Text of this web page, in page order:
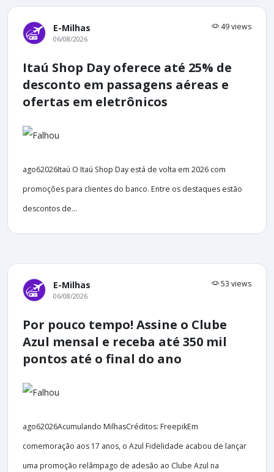
E-Milhas 49 views
06/08/2026
Itaú Shop Day oferece até 25% de
desconto em passagens aéreas e
ofertas em eletrônicos
ago62026Itaú O Itaú Shop Day está de volta em 2026 com
promoções para clientes do banco. Entre os destaques estão
descontos de...
E-Milhas 53 views
06/08/2026
Por pouco tempo! Assine o Clube
Azul mensal e receba até 350 mil
pontos até o final do ano
ago62026Acumulando MilhasCréditos: FreepikEm
comemoração aos 17 anos, o Azul Fidelidade acabou de lançar
uma promoção relâmpago de adesão ao Clube Azul na